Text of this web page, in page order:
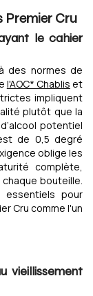
Premier Cru
le cahier
des normes de
l'AOC* Chablis et
impliquent
plutôt que la
potentiel
de 0,5 degré
oblige les
complète,
bouteille.
pour
Cru comme l'un
vieillissement